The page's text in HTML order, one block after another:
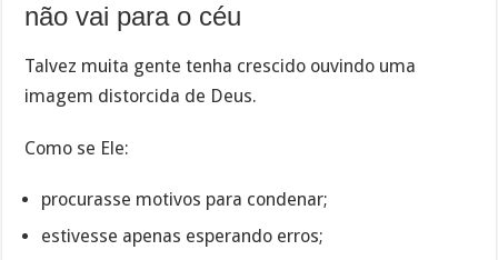
não vai para o céu
Talvez muita gente tenha crescido ouvindo uma
imagem distorcida de Deus.
Como se Ele:
procurasse motivos para condenar;
estivesse apenas esperando erros;